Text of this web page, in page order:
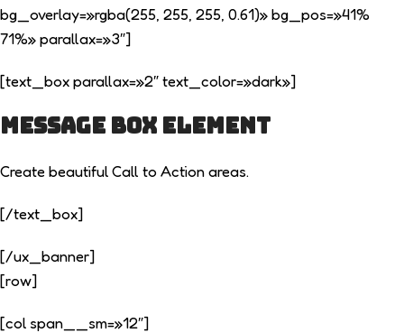
bg_overlay=»rgba(255, 255, 255, 0.61)» bg_pos=»41%
71%» parallax=»3″]
[text_box parallax=»2″ text_color=»dark»]
Message Box Element
Create beautiful Call to Action areas.
[/text_box]
[/ux_banner]
[row]
[col span__sm=»12″]